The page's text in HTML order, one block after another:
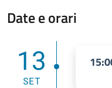
Date e orari
13
SET